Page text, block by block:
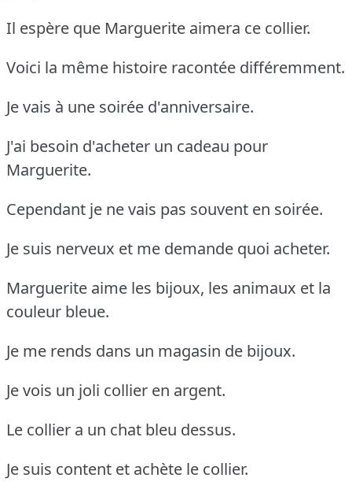
Il espère que Marguerite aimera ce collier.
Voici la même histoire racontée différemment.
Je vais à une soirée d'anniversaire.
J'ai besoin d'acheter un cadeau pour
Marguerite.
Cependant je ne vais pas souvent en soirée.
Je suis nerveux et me demande quoi acheter.
Marguerite aime les bijoux, les animaux et la
couleur bleue.
Je me rends dans un magasin de bijoux.
Je vois un joli collier en argent.
Le collier a un chat bleu dessus.
Je suis content et achète le collier.